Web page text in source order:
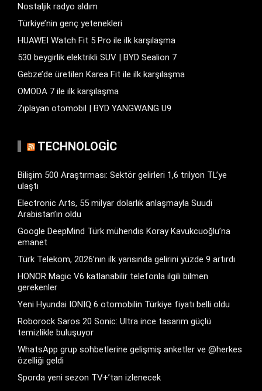
Nostaljik radyo aldım
Türkiye’nin genç yetenekleri
HUAWEI Watch Fit 5 Pro ile ilk karşılaşma
530 beygirlik elektrikli SUV | BYD Sealion 7
Gebze’de üretilen Karea Fit ile ilk karşılaşma
OMODA 7 ile ilk karşılaşma
Zıplayan otomobil | BYD YANGWANG U9
TECHNOLOGIC
Bilişim 500 Araştırması: Sektör gelirleri 1,6 trilyon TL’ye
ulaştı
Electronic Arts, 55 milyar dolarlık anlaşmayla Suudi
Arabistan’ın oldu
Google DeepMind Türk mühendis Koray Kavukcuoğlu’na
emanet
Türk Telekom, 2026’nın ilk yarısında gelirini yüzde 9 artırdı
HONOR Magic V6 katlanabilir telefonla ilgili bilmen
gerekenler
Yeni Hyundai IONIQ 6 otomobilin Türkiye fiyatı belli oldu
Roborock Saros 20 Sonic: Ultra ince tasarım güçlü
temizlikle buluşuyor
WhatsApp grup sohbetlerine gelişmiş anketler ve @herkes
özelliği geldi
Sporda yeni sezon TV+’tan izlenecek